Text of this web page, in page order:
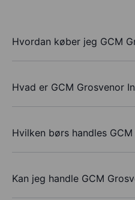
Hvordan køber jeg GCM
Hvad er GCM Grosvenor
Hvilken børs handles
Kan jeg handle GCM